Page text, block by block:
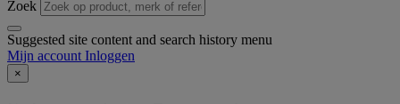
Zoek
Suggested site content and search history menu
Mijn account Inloggen
×